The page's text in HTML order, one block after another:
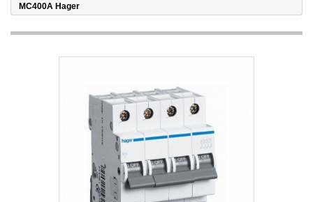
MC400A Hager